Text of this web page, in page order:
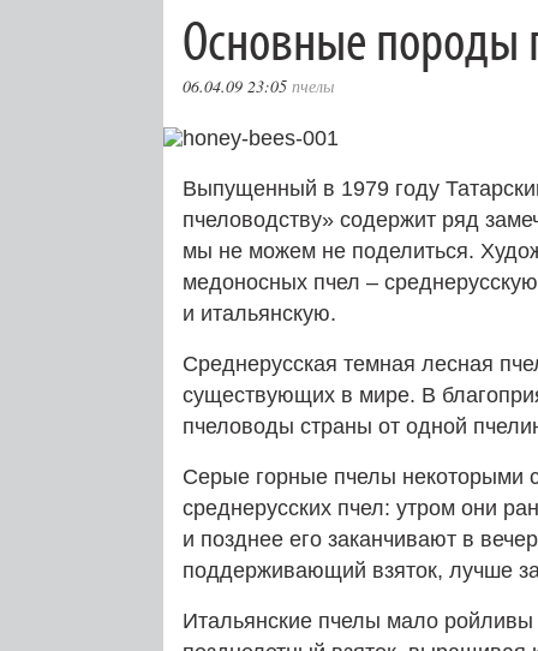
Основные породы
06.04.09 23:05 пчелы
Выпущенный в 1979 году
пчеловодству» содержит ряд
мы не можем не поделиться.
медоносных пчел –
и итальянскую.
Среднерусская темная лесная
существующих в мире. В
пчеловоды страны от одной
Серые горные пчелы некоторыми
среднерусских пчел: утром они
и позднее его заканчивают в
поддерживающий взяток, лучше
Итальянские пчелы мало